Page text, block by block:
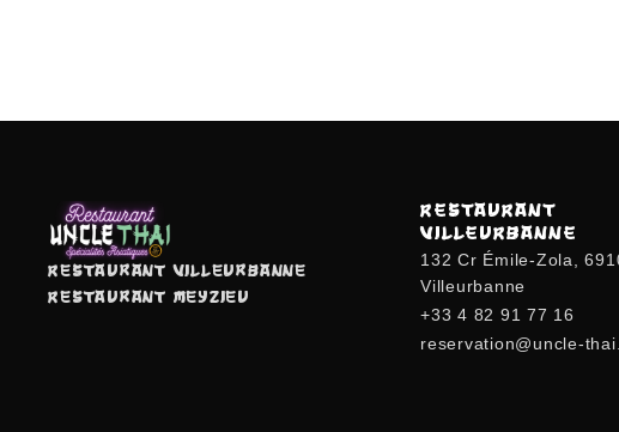
Restaurant Villeurbanne
Restaurant Meyzieu
RESTAURANT
VILLEURBANNE
132 Cr Émile-Zola,
Villeurbanne
+33 4 82 91 77 16
reservation@uncle-